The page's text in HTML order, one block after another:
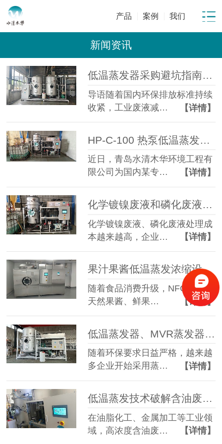
产品 案例 我们
新闻资讯
低温蒸发器采购避坑指南：工业废水蒸发设备选型10大坑
导语随着国内环保排放标准持续
收紧，工业废液减…
【详情】
近日，青岛水清木华环境工程有
限公司为国内某专…
【详情】
化学镀镍废液和磷化废液如何降低危废处置成本？2 吨/天低温蒸发案例年节省超100万
化学镀镍废液、磷化废液处理成
本越来越高，企业…
【详情】
果汁果酱低温蒸发浓缩设备选型指南：六大核心因素全面解析
随着食品消费升级，NFC果汁、
天然果酱、鲜果…
【详情】
随着环保要求日益严格，越来越
多企业开始采用蒸…
【详情】
低温蒸发技术破解含油废水治理难题 实现 85% 废液减量与产水全回用
在油脂化工、金属加工等工业领
域，高浓度含油废…
【详情】